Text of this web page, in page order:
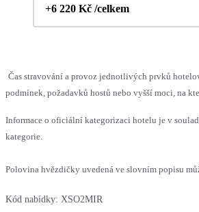
+6 220 Kč /celkem
Čas stravování a provoz jednotlivých prvků
podmínek, požadavků hostů nebo vyšší moci, na
Informace o oficiální kategorizaci hotelu je v
kategorie.
Polovina hvězdičky uvedená ve slovním popisu
Kód nabídky: XSO2MIR